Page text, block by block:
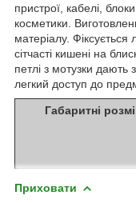
пристрої, кабелі,
косметики.
матеріалу.
сітчасті кишені на
петлі з мотузки
легкий доступ до
Габаритні
Приховати